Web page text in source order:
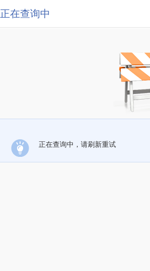
正在查询中
正在查询中，请刷新重试